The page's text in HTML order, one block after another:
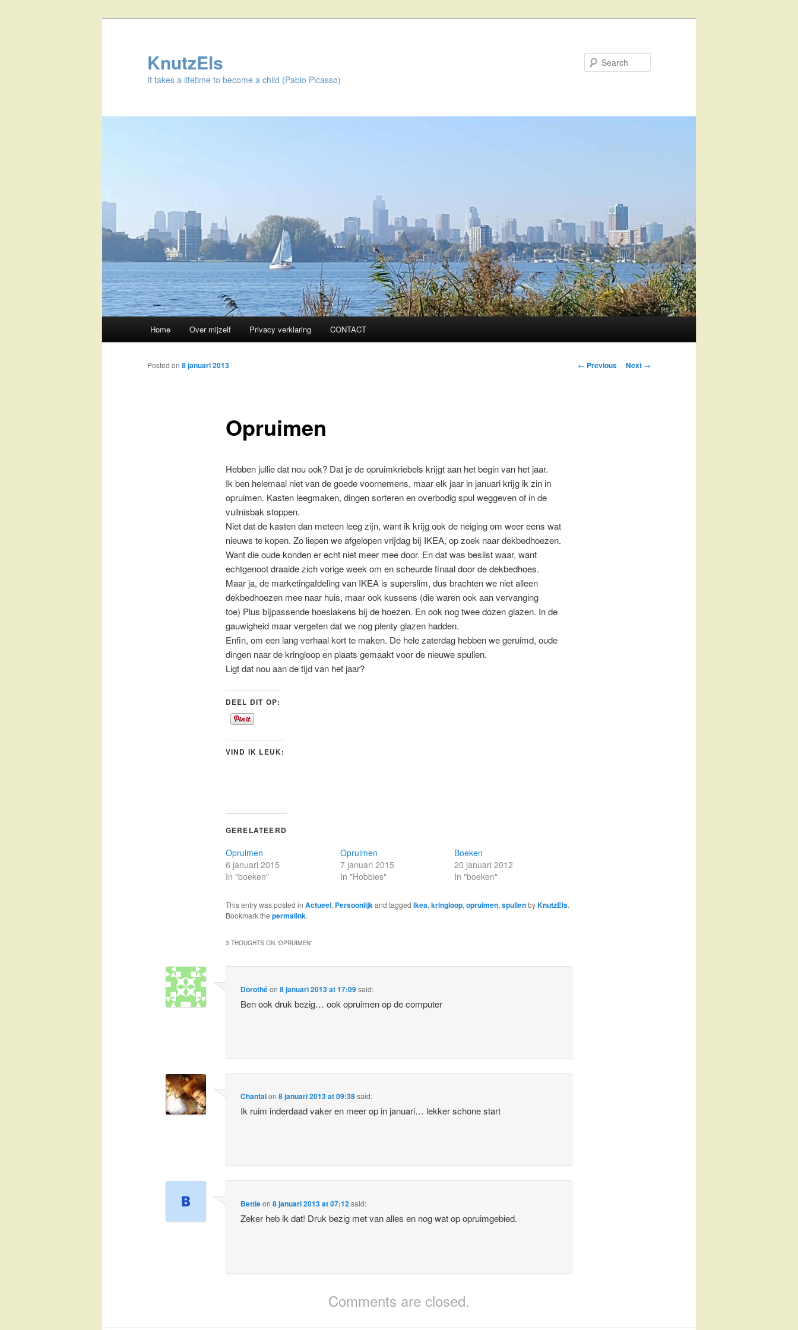
KnutzEls
It takes a lifetime to become a child (Pablo Picasso)
Skip
to
Home Over mijzelf Privacy verklaring CONTACT
Post
← Previous Next →
Opruimen
Posted on 8 januari 2013
Hebben jullie dat nou ook? Dat je de opruimkriebels krijgt aan het begin van het jaar.
Ik ben helemaal niet van de goede voornemens, maar elk jaar in januari krijg ik zin in
opruimen. Kasten leegmaken, dingen sorteren en overbodig spul weggeven of in de
vuilnisbak stoppen.
Niet dat de kasten dan meteen leeg zijn, want ik krijg ook de neiging om weer eens wat
nieuws te kopen. Zo liepen we afgelopen vrijdag bij IKEA, op zoek naar dekbedhoezen.
Want die oude konden er echt niet meer mee door. En dat was beslist waar, want
echtgenoot draaide zich vorige week om en scheurde finaal door de dekbedhoes.
Maar ja, de marketingafdeling van IKEA is superslim, dus brachten we niet alleen
dekbedhoezen mee naar huis, maar ook kussens (die waren ook aan vervanging
toe) Plus bijpassende hoeslakens bij de hoezen. En ook nog twee dozen glazen. In de
gauwigheid maar vergeten dat we nog plenty glazen hadden.
Enfin, om een lang verhaal kort te maken. De hele zaterdag hebben we geruimd, oude
dingen naar de kringloop en plaats gemaakt voor de nieuwe spullen.
Ligt dat nou aan de tijd van het jaar?
DEEL DIT OP:
VIND IK LEUK:
GERELATEERD
Opruimen
6 januari 2015
In "boeken"
Opruimen
7 januari 2015
In "Hobbies"
Boeken
20 januari 2012
In "boeken"
This entry was posted in Actueel, Persoonlijkand tagged Ikea, kringloop, opruimen, spullenbyKnutzEls.
Bookmark the permalink.
3 THOUGHTS ON “OPRUIMEN”
Dorothéon8 januari 2013 at 17:09said:
Ben ook druk bezig… ook opruimen op de computer
Chantalon8 januari 2013 at 09:38said:
Ik ruim inderdaad vaker en meer op in januari… lekker schone start
Bettieon8 januari 2013 at 07:12said:
Zeker heb ik dat! Druk bezig met van alles en nog wat op opruimgebied.
Comments are closed.